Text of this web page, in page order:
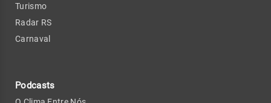
Turismo
Radar RS
Carnaval
Podcasts